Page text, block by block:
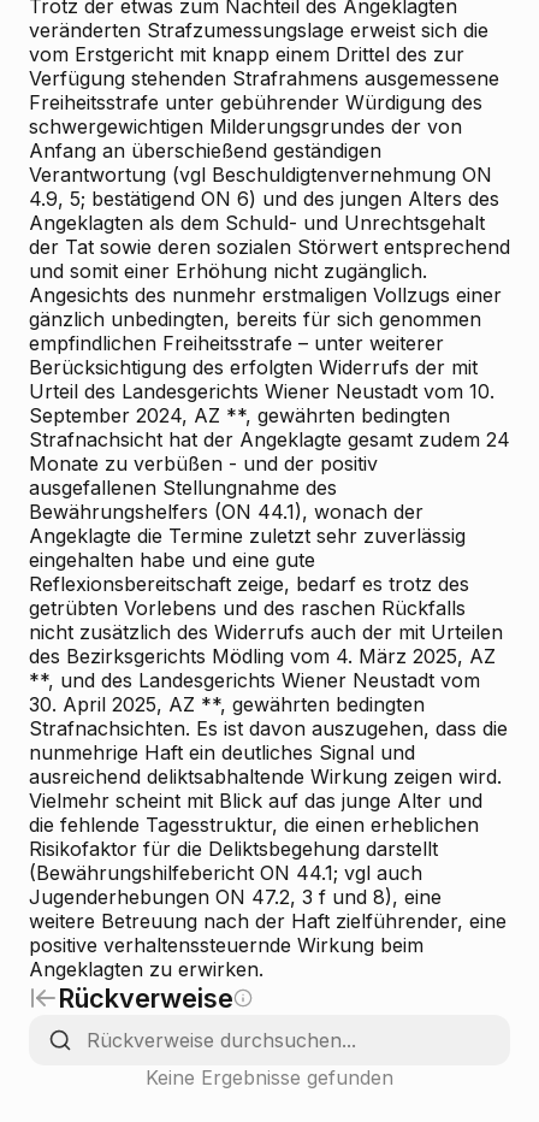
Trotz der etwas zum Nachteil des Angeklagten
veränderten Strafzumessungslage erweist sich die
vom Erstgericht mit knapp einem Drittel des zur
Verfügung stehenden Strafrahmens ausgemessene
Freiheitsstrafe unter gebührender Würdigung des
schwergewichtigen Milderungsgrundes der von
Anfang an überschießend geständigen
Verantwortung (vgl Beschuldigtenvernehmung ON
4.9, 5; bestätigend ON 6) und des jungen Alters des
Angeklagten als dem Schuld- und Unrechtsgehalt
der Tat sowie deren sozialen Störwert entsprechend
und somit einer Erhöhung nicht zugänglich.
Angesichts des nunmehr erstmaligen Vollzugs einer
gänzlich unbedingten, bereits für sich genommen
empfindlichen Freiheitsstrafe – unter weiterer
Berücksichtigung des erfolgten Widerrufs der mit
Urteil des Landesgerichts Wiener Neustadt vom 10.
September 2024, AZ **, gewährten bedingten
Strafnachsicht hat der Angeklagte gesamt zudem 24
Monate zu verbüßen - und der positiv
ausgefallenen Stellungnahme des
Bewährungshelfers (ON 44.1), wonach der
Angeklagte die Termine zuletzt sehr zuverlässig
eingehalten habe und eine gute
Reflexionsbereitschaft zeige, bedarf es trotz des
getrübten Vorlebens und des raschen Rückfalls
nicht zusätzlich des Widerrufs auch der mit Urteilen
des Bezirksgerichts Mödling vom 4. März 2025, AZ
**, und des Landesgerichts Wiener Neustadt vom
30. April 2025, AZ **, gewährten bedingten
Strafnachsichten. Es ist davon auszugehen, dass die
nunmehrige Haft ein deutliches Signal und
ausreichend deliktsabhaltende Wirkung zeigen wird.
Vielmehr scheint mit Blick auf das junge Alter und
die fehlende Tagesstruktur, die einen erheblichen
Risikofaktor für die Deliktsbegehung darstellt
(Bewährungshilfebericht ON 44.1; vgl auch
Jugenderhebungen ON 47.2, 3 f und 8), eine
weitere Betreuung nach der Haft zielführender, eine
positive verhaltenssteuernde Wirkung beim
Angeklagten zu erwirken.
Rückverweise
Keine Ergebnisse gefunden